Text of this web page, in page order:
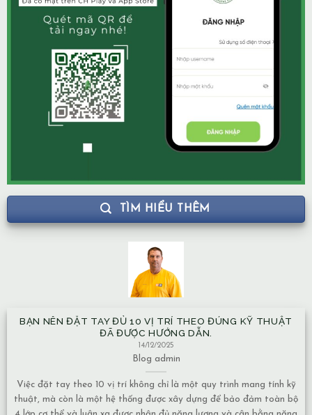
TÌM HIỂU THÊM
BẠN NÊN ĐẶT TAY ĐỦ 10 VỊ TRÍ THEO ĐÚNG KỸ THUẬT
ĐÃ ĐƯỢC HƯỚNG DẪN.
14/12/2025
Blog admin
Việc đặt tay theo 10 vị trí không chỉ là một quy trình mang tính kỹ
thuật, mà còn là một hệ thống được xây dựng để bảo đảm toàn bộ